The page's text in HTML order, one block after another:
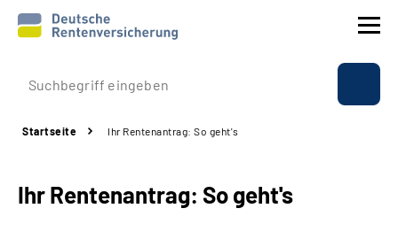
Prävention
Rente
Startseite Ihr Rentenantrag: So geht's
Ihr Rentenantrag: So geht's